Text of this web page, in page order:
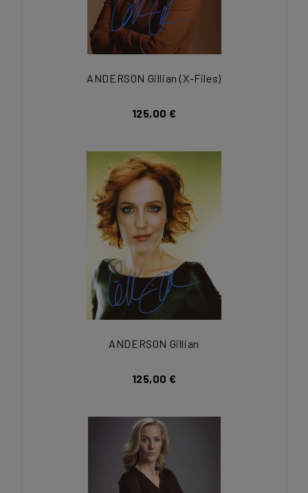
ANDERSON Gillian (X-Files)
125,00 €
ANDERSON Gillian
125,00 €